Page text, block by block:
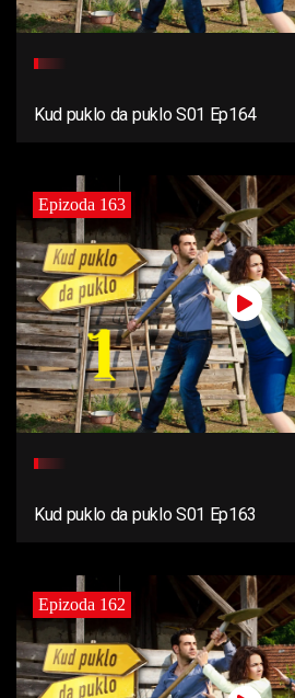
Kud puklo da puklo S01 Ep164
Epizoda 163
Kud puklo da puklo S01 Ep163
Epizoda 162